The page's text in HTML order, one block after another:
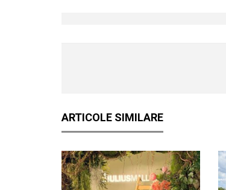
ARTICOLE SIMILARE